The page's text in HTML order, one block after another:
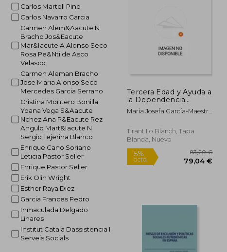
Carlos Martell Pino
Carlos Navarro Garcia
Carmen Alem&Aacute N
Bracho Jos&Eacute
Mar&Iacute A Alonso Seco
Rosa Pe&Ntilde Asco
Velasco
Carmen Aleman Bracho
Jose Maria Alonso Seco
Mercedes Garcia Serrano
Cristina Montero Bonilla
Yoana Vega S&Aacute
Nchez Ana P&Eacute Rez
Angulo Mart&Iacute N
Sergio Tejerina Blanco
Enrique Cano Soriano
Leticia Pastor Seller
Enrique Pastor Seller
Erik Olin Wright
Esther Raya Diez
Garcia Frances Pedro
Inmaculada Delgado
Linares
Institut Catala Dassistencia I
Serveis Socials
Tercera Edad y Ayuda a
la Dependencia
(Monografías)
María Josefa García-Maestro
Tirant Lo Blanch, Tapa
Blanda, Nuevo
dcto.